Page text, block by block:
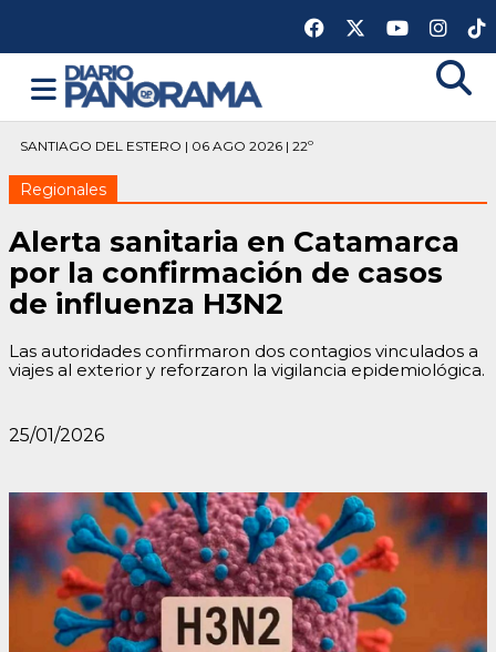
SANTIAGO DEL ESTERO | 06 AGO 2026 | 22º
Regionales
Alerta sanitaria en Catamarca
por la confirmación de casos
de influenza H3N2
Las autoridades confirmaron dos contagios vinculados a
viajes al exterior y reforzaron la vigilancia epidemiológica.
25/01/2026